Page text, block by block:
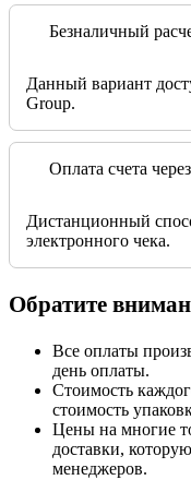
Безналичный
Данный вариант
Group.
Оплата счета
Дистанционный
электронного чека.
Обратите
Все оплаты
день оплаты.
Стоимость
стоимость
Цены на многие
доставки,
менеджеров.